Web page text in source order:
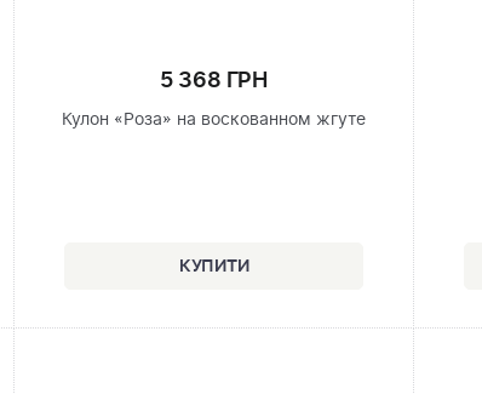
5 368 ГРН
Кулон «Роза» на воскованном жгуте